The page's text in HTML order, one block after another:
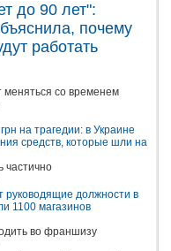
до 90 лет":
почему
работать
меняться со временем
на трагедии: в Украине
средств, которые шли на
частично
руководящие должности в
1100 магазинов
во франшизу